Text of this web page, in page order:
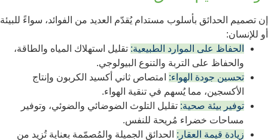
إن تصميم الحدائق بأسلوب مستدام يُقدّم العديد من الفوائد، سواءً للبيئة
أو للإنسان:
الحفاظ على الموارد الطبيعية: تقليل استهلاك المياه والطاقة،
والحفاظ على التربة والتنوع البيولوجي.
تحسين جودة الهواء: امتصاص ثاني أكسيد الكربون وإنتاج
الأكسجين، مما يُسهم في تنقية الهواء.
توفير بيئة صحية: تقليل التلوث الضوضائي والضوئي، وتوفير
مساحات خضراء مُريحة للنفس.
زيادة قيمة العقار: الحدائق الجميلة والمُصمّمة بعناية تُزيد من